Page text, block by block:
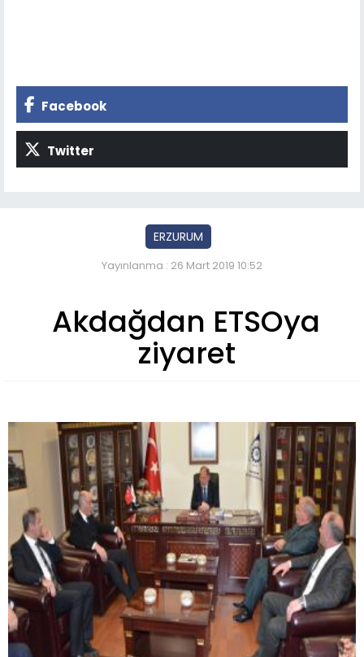
Facebook
Twitter
ERZURUM
Yayınlanma : 26 Mart 2019 10:52
Akdağdan ETSOya
ziyaret